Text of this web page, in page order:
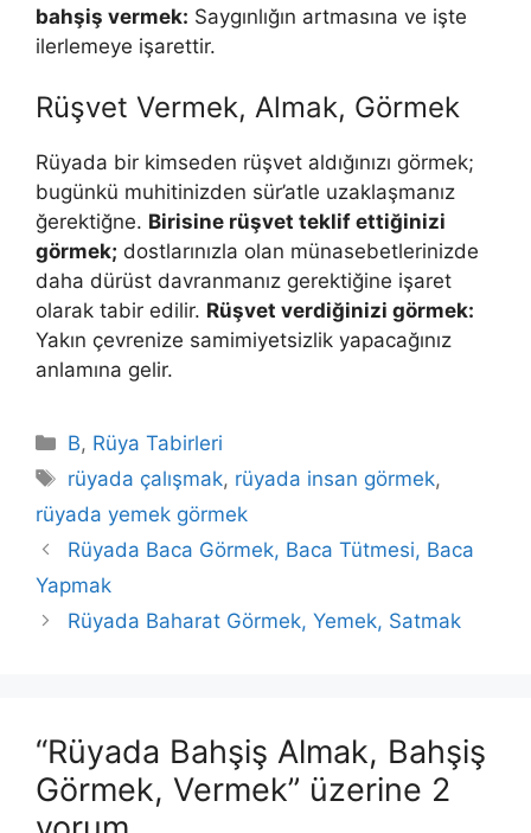
bahşiş vermek: Saygınlığın artmasına ve işte
ilerle­meye işarettir.
Rüşvet Vermek, Almak, Görmek
Rüyada bir kimseden rüşvet aldığınızı görmek;
bugünkü muhitinizden sür’atle uzaklaşmanız
ğerektiğne. Birisine rüşvet teklif ettiğinizi
görmek; dostlarınızla olan münasebetlerinizde
daha dürüst davranmanız gerektiğine işaret
olarak tabir edilir. Rüşvet verdiğinizi görmek:
Yakın çevrenize samimiyetsizlik yapacağınız
anlamına gelir.
Kategoriler
B, Rüya Tabirleri
Etiketler
rüyada çalışmak, rüyada insan görmek,
rüyada yemek görmek
Rüyada Baca Görmek, Baca Tütmesi, Baca
Yapmak
Rüyada Baharat Görmek, Yemek, Satmak
“Rüyada Bahşiş Almak, Bahşiş
Görmek, Vermek” üzerine 2